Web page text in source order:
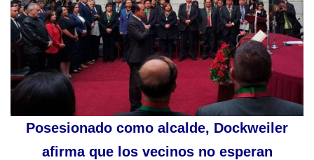
Posesionado como alcalde, Dockweiler
afirma que los vecinos no esperan